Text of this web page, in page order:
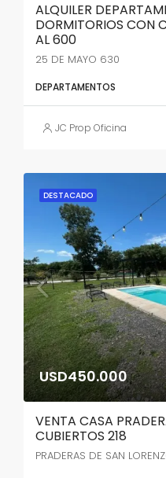
ALQUILER
DORMITORIOS CON
AL 600
25 DE MAYO 630
DEPARTAMENTOS
JC Prop Oficina
DESTACADO
USD450.000
VENTA CASA
CUBIERTOS 218
PRADERAS DE SAN